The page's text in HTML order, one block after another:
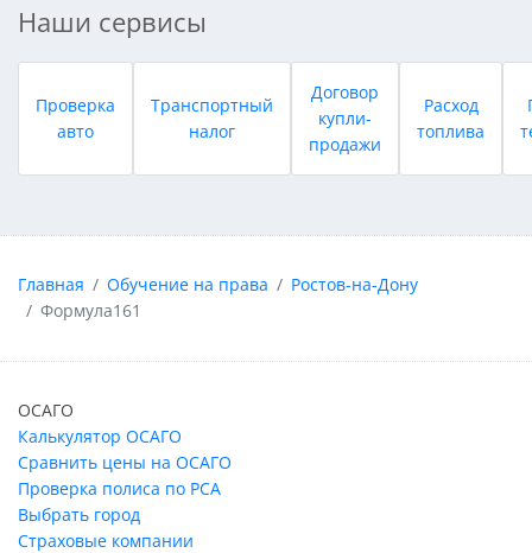
Наши сервисы
Проверка
авто
Транспортный
налог
Договор
купли-
продажи
Расход
топлива
Главная Обучение на права
Ростов-на-Дону
Формула161
ОСАГО
Калькулятор ОСАГО
Сравнить цены на ОСАГО
Проверка полиса по РСА
Выбрать город
Страховые компании